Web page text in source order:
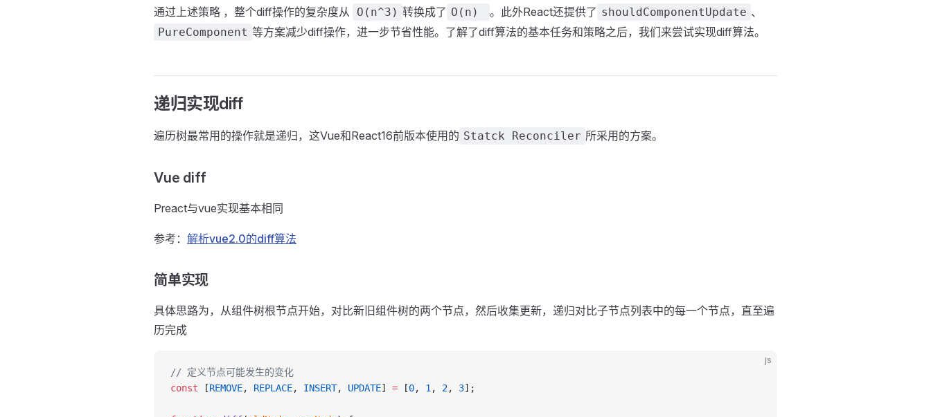
通过上述策略 ，整个diff操作的复杂度从 O(n^3) 转换成了 O(n) 。此外React还提供了 shouldComponentUpdate 、
PureComponent 等方案减少diff操作，进一步节省性能。了解了diff算法的基本任务和策略之后，我们来尝试实现diff算法。
递归实现diff
遍历树最常用的操作就是递归，这Vue和React16前版本使用的 Statck Reconciler 所采用的方案。
Vue diff
Preact与vue实现基本相同
参考： 解析vue2.0的diff算法
简单实现
具体思路为，从组件树根节点开始，对比新旧组件树的两个节点，然后收集更新，递归对比子节点列表中的每一个节点，直至遍
历完成
js
// 定义节点可能发生的变化
const [REMOVE, REPLACE, INSERT, UPDATE] = [0, 1 , 2, 3];